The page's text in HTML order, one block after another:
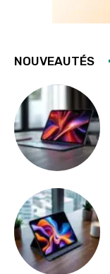
NOUVEAUTÉS